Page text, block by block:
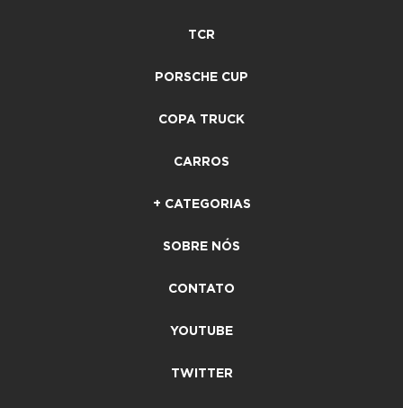
TCR
PORSCHE CUP
COPA TRUCK
CARROS
+ CATEGORIAS
SOBRE NÓS
CONTATO
YOUTUBE
TWITTER